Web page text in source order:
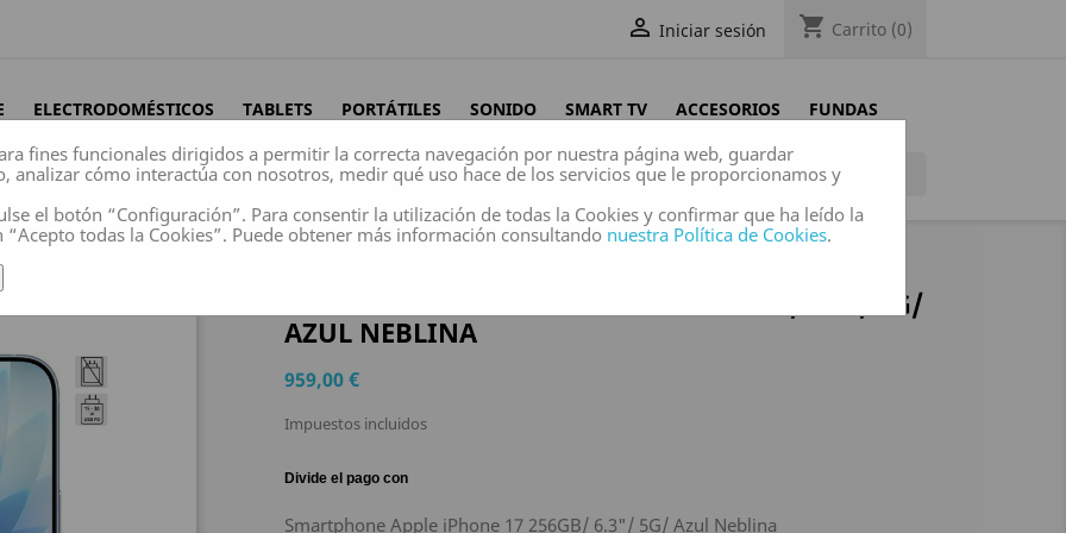
 Iniciar sesión shopping_cart Carrito (0)
ELECTRODOMÉSTICOS TABLETS PORTÁTILES SONIDO SMART TV ACCESORIOS FUNDAS
iPhone 17 256GB/ 6.3"/ 5G/ Azul Neblina
SMARTPHONE APPLE IPHONE 17 256GB/ 6.3"/ 5G/
AZUL NEBLINA
959,00 €
Impuestos incluidos
Smartphone Apple iPhone 17 256GB/ 6.3"/ 5G/ Azul Neblina
fines funcionales dirigidos a permitir la correcta navegación por nuestra página web, guardar
analizar cómo interactúa con nosotros, medir qué uso hace de los servicios que le proporcionamos y
el botón “Configuración”. Para consentir la utilización de todas la Cookies y confirmar que ha leído la
todas la Cookies”. Puede obtener más información consultando nuestra Política de Cookies.